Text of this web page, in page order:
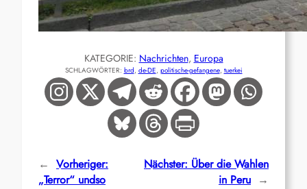
KATEGORIE: Nachrichten, Europa
SCHLAGWÖRTER: brd, de-DE, politische-gefangene, tuerkei
← Vorheriger:
„Terror“ undso
Nächster: Über die Wahlen
in Peru →